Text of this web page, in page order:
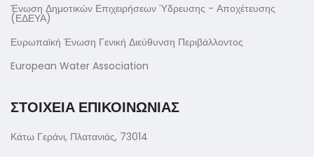
Ένωση Δημοτικών Επιχειρήσεων Ύδρευσης - Αποχέτευσης
(ΕΔΕΥΑ)
Ευρωπαϊκή Ένωση Γενική Διεύθυνση Περιβάλλοντος
European Water Association
ΣΤΟΙΧΕΙΑ ΕΠΙΚΟΙΝΩΝΙΑΣ
Κάτω Γεράνι, Πλατανιάς, 73014